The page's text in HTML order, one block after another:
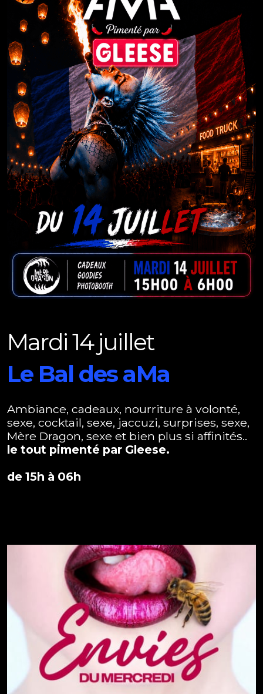
Mardi 14 juillet
Le Bal des aMa
Ambiance, cadeaux, nourriture à volonté,
sexe, cocktail, sexe, jaccuzi, surprises, sexe,
Mère Dragon, sexe et bien plus si affinités..
le tout pimenté par Gleese.
de 15h à 06h